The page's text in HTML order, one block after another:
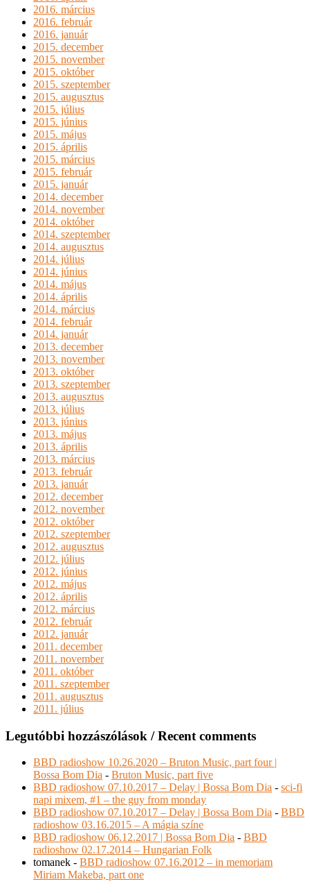
2016. március
2016. február
2016. január
2015. december
2015. november
2015. október
2015. szeptember
2015. augusztus
2015. július
2015. június
2015. május
2015. április
2015. március
2015. február
2015. január
2014. december
2014. november
2014. október
2014. szeptember
2014. augusztus
2014. július
2014. június
2014. május
2014. április
2014. március
2014. február
2014. január
2013. december
2013. november
2013. október
2013. szeptember
2013. augusztus
2013. július
2013. június
2013. május
2013. április
2013. március
2013. február
2013. január
2012. december
2012. november
2012. október
2012. szeptember
2012. augusztus
2012. július
2012. június
2012. május
2012. április
2012. március
2012. február
2012. január
2011. december
2011. november
2011. október
2011. szeptember
2011. augusztus
2011. július
Legutóbbi hozzászólások / Recent comments
BBD radioshow 10.26.2020 – Bruton Music, part four |
Bossa Bom Dia - Bruton Music, part five
BBD radioshow 07.10.2017 – Delay | Bossa Bom Dia - sci-fi
napi mixem, #1 – the guy from monday
BBD radioshow 07.10.2017 – Delay | Bossa Bom Dia - BBD
radioshow 03.16.2015 – A mágia színe
BBD radioshow 06.12.2017 | Bossa Bom Dia - BBD
radioshow 02.17.2014 – Hungarian Folk
tomanek - BBD radioshow 07.16.2012 – in memoriam
Miriam Makeba, part one